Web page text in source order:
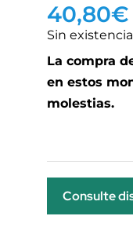
40,80€
Sin
La compra
en estos
molestias.
Consulte